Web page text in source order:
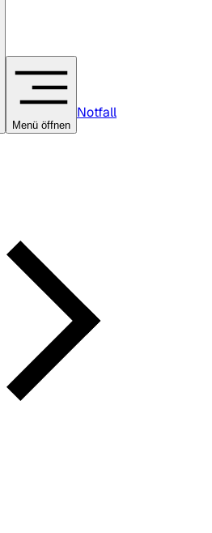
Menü öffnen
Notfall